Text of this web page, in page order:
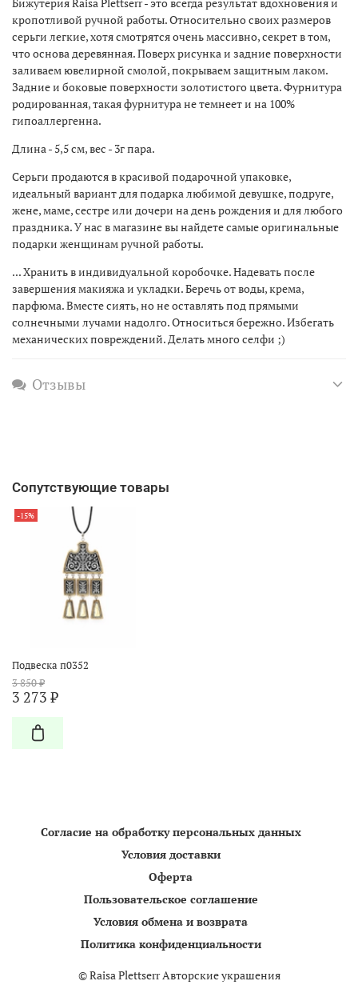
кропотливой ручной работы. Относительно своих размеров
серьги легкие, хотя смотрятся очень массивно, секрет в том,
что основа деревянная. Поверх рисунка и задние поверхности
заливаем ювелирной смолой, покрываем защитным лаком.
Задние и боковые поверхности золотистого цвета. Фурнитура
родированная, такая фурнитура не темнеет и на 100%
гипоаллергенна.
Длина - 5,5 см, вес - 3г пара.
Серьги продаются в красивой подарочной упаковке,
идеальный вариант для подарка любимой девушке, подруге,
жене, маме, сестре или дочери на день рождения и для любого
праздника. У нас в магазине вы найдете самые оригинальные
подарки женщинам ручной работы.
... Хранить в индивидуальной коробочке. Надевать после
завершения макияжа и укладки. Беречь от воды, крема,
парфюма. Вместе сиять, но не оставлять под прямыми
солнечными лучами надолго. Относиться бережно. Избегать
механических повреждений. Делать много селфи ;)
Отзывы
Сопутствующие товары
-15%
Подвеска п0352
3 850 ₽
3 273 ₽
Согласие на обработку персональных данных
Условия доставки
Оферта
Пользовательское соглашение
Условия обмена и возврата
Политика конфиденциальности
©Raisa Plettserr Авторские украшения